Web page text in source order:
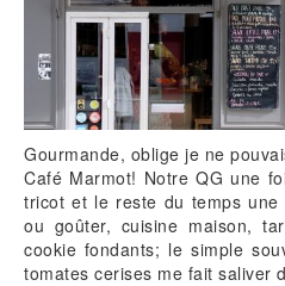
Gourmande, oblige je ne
Café Marmot! Notre QG une
tricot et le reste du temps
ou goûter, cuisine maison,
cookie fondants; le simple
tomates cerises me fait saliver